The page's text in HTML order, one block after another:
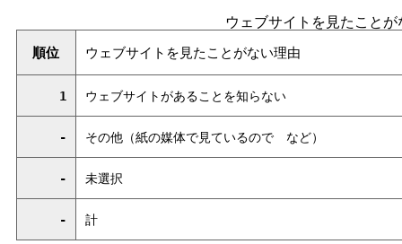
ウェブサイトを見たこと
順位 ウェブサイトを見たことがない理由
1 ウェブサイトがあることを知らない
- その他（紙の媒体で見ているので など）
- 未選択
- 計